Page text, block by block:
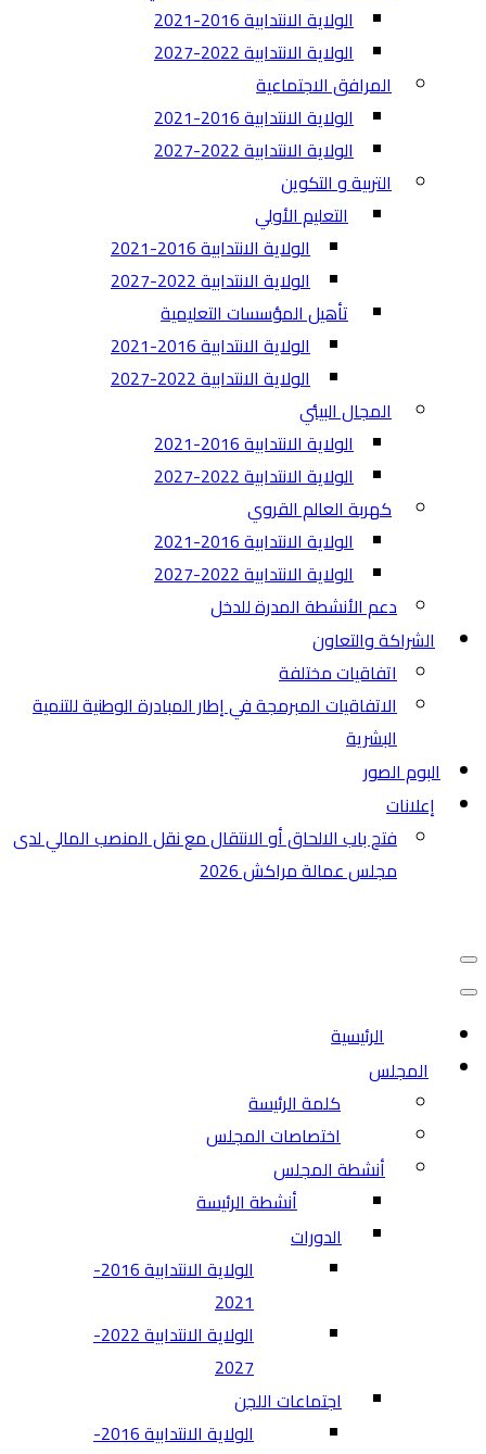
الولاية الانتدابية 2016-2021
الولاية الانتدابية 2022-2027
المرافق الاجتماعية
الولاية الانتدابية 2016-2021
الولاية الانتدابية 2022-2027
التربية و التكوين
التعليم الأولي
الولاية الانتدابية 2016-2021
الولاية الانتدابية 2022-2027
تأهيل المؤسسات التعليمية
الولاية الانتدابية 2016-2021
الولاية الانتدابية 2022-2027
المجال البيئي
الولاية الانتدابية 2016-2021
الولاية الانتدابية 2022-2027
كهربة العالم القروي
الولاية الانتدابية 2016-2021
الولاية الانتدابية 2022-2027
دعم الأنشطة المدرة للدخل
الشراكة والتعاون
اتفاقيات مختلفة​
الاتفاقيات المبرمجة في إطار المبادرة الوطنية للتنمية
البشرية
البوم الصور
إعلانات
فتح باب الالحاق أو الانتقال مع نقل المنصب المالي لدى
مجلس عمالة مراكش 2026
قائمة
قائمة
الرئيسية
المجلس
كلمة الرئيسة
اختصاصات المجلس
أنشطة المجلس
أنشطة الرئيسة
الدورات
الولاية الانتدابية 2016-
2021
الولاية الانتدابية 2022-
2027
اجتماعات اللجن
الولاية الانتدابية 2016-